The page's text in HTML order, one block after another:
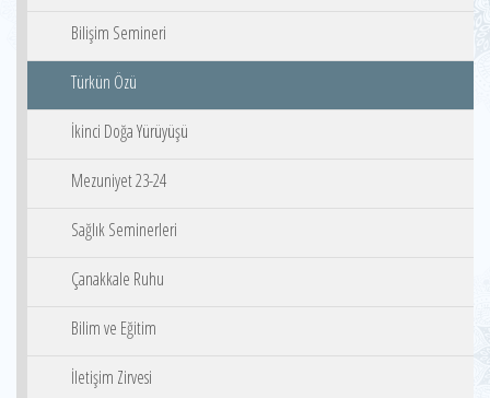
Bilişim Semineri
Türkün Özü
İkinci Doğa Yürüyüşü
Mezuniyet 23-24
Sağlık Seminerleri
Çanakkale Ruhu
Bilim ve Eğitim
İletişim Zirvesi